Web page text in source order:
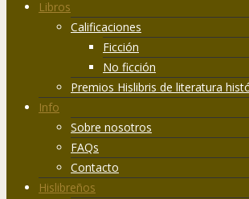
Libros
Calificaciones
Ficción
No ficción
Premios Hislibris de literatura
Info
Sobre nosotros
FAQs
Contacto
Hislibreños